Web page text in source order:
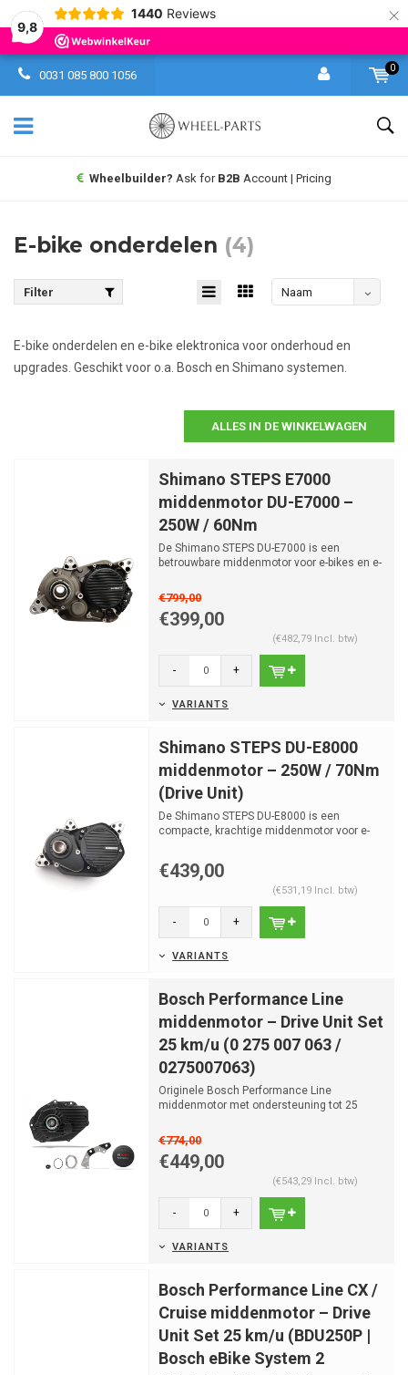
9,8
1440 Reviews ×
0031 085 800 1056
0
Wheelbuilder? Ask for B2B Account | Pricing
E-bike onderdelen (4)
Filter
Naam
E-bike onderdelen en e-bike elektronica voor onderhoud en
upgrades. Geschikt voor o.a. Bosch en Shimano systemen.
ALLES IN DE WINKELWAGEN
Shimano STEPS E7000
middenmotor DU-E7000 –
250W / 60Nm
De Shimano STEPS DU-E7000 is een
betrouwbare middenmotor voor e-bikes en e-
€799,00
€399,00
(€482,79 Incl. btw)
- +
VARIANTS
Shimano STEPS DU-E8000
middenmotor – 250W / 70Nm
(Drive Unit)
De Shimano STEPS DU-E8000 is een
compacte, krachtige middenmotor voor e-
€439,00
(€531,19 Incl. btw)
- +
VARIANTS
Bosch Performance Line
middenmotor – Drive Unit Set
25 km/u (0 275 007 063 /
0275007063)
Originele Bosch Performance Line
middenmotor met ondersteuning tot 25
€774,00
€449,00
(€543,29 Incl. btw)
- +
VARIANTS
Bosch Performance Line CX /
Cruise middenmotor – Drive
Unit Set 25 km/u (BDU250P |
Bosch eBike System 2